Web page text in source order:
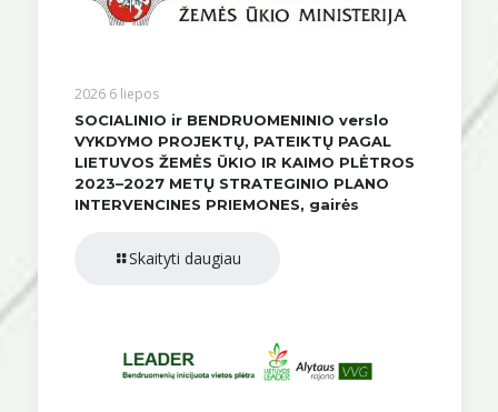
2026 6 liepos
SOCIALINIO ir BENDRUOMENINIO verslo
VYKDYMO PROJEKTŲ, PATEIKTŲ PAGAL
LIETUVOS ŽEMĖS ŪKIO IR KAIMO PLĖTROS
2023–2027 METŲ STRATEGINIO PLANO
INTERVENCINES PRIEMONES, gairės
Skaityti daugiau